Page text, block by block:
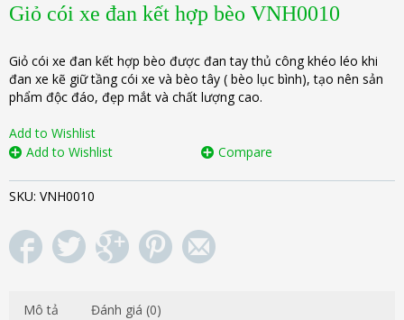
Giỏ cói xe đan kết hợp bèo VNH0010
Giỏ cói xe đan kết hợp bèo được đan tay thủ công khéo léo khi
đan xe kẽ giữ tầng cói xe và bèo tây ( bèo lục bình), tạo nên sản
phẩm độc đáo, đẹp mắt và chất lượng cao.
Add to Wishlist
Add to Wishlist
Compare
SKU: VNH0010
Mô tả Đánh giá (0)